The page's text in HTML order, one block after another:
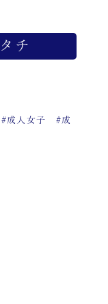
チ
#成人女子
#成